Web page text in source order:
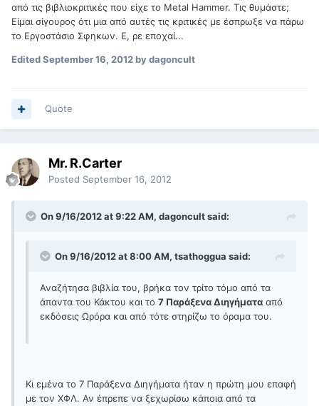
από τις βιβλιοκριτικές που είχε το Metal Hammer. Τις θυμάστε;
Είμαι σίγουρος ότι μια από αυτές τις κριτικές με έσπρωξε να πάρω
το Εργοστάσιο Σφηκων. Ε, ρε εποχαί...
EditedSeptember 16, 2012by dagoncult
Quote
Mr. R.Carter
Posted September 16, 2012
On 9/16/2012 at 9:22 AM, dagoncult said:
On 9/16/2012 at 8:00 AM, tsathoggua said:
Αναζήτησα βιβλία του, βρήκα τον τρίτο τόμο από τα
άπαντα του Κάκτου και το 7 Παράξενα Διηγήματα από
εκδόσεις Ωρόρα και από τότε στηρίζω το όραμα του.
Κι εμένα το 7 Παράξενα Διηγήματα ήταν η πρώτη μου επαφή
με τον ΧΦΛ. Αν έπρεπε να ξεχωρίσω κάποια από τα